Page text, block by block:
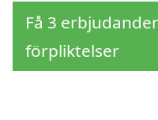
Få 3
förpliktelser